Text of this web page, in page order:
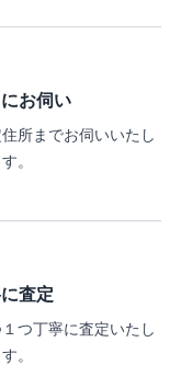
お伺い
所までお伺いいたし
。
査定
つ丁寧に査定いたし
。